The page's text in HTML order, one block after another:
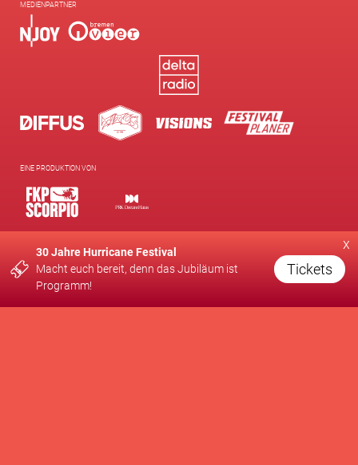
MEDIENPARTNER
EINE PRODUKTION VON
UNTERSTÜTZT VON x
30 Jahre Hurricane Festival
Macht euch bereit, denn das Jubiläum ist
Programm!
Tickets